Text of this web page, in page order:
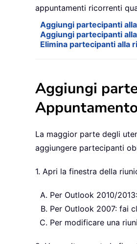
appuntamenti ricorrenti
Aggiungi partecipanti
Aggiungi partecipanti
Elimina partecipanti alla
Aggiungi
La maggior parte degli
aggiungere partecipanti
1. Apri la finestra della
Per Outlook 2010/
Per Outlook 2007: fai
Per modificare una